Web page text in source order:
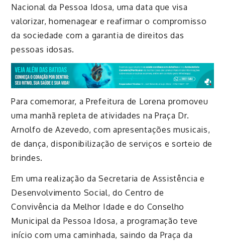
Nacional da Pessoa Idosa, uma data que visa
valorizar, homenagear e reafirmar o compromisso
da sociedade com a garantia de direitos das
pessoas idosas.
Para comemorar, a Prefeitura de Lorena promoveu
uma manhã repleta de atividades na Praça Dr.
Arnolfo de Azevedo, com apresentações musicais,
de dança, disponibilização de serviços e sorteio de
brindes.
Em uma realização da Secretaria de Assistência e
Desenvolvimento Social, do Centro de
Convivência da Melhor Idade e do Conselho
Municipal da Pessoa Idosa, a programação teve
início com uma caminhada, saindo da Praça da